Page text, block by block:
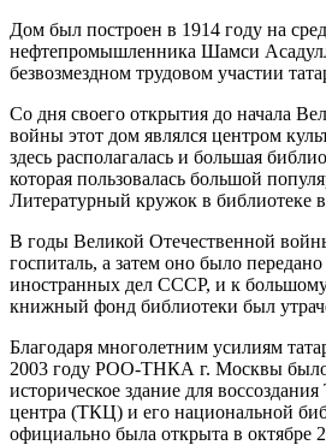
Дом был построен в 1914 году на
нефтепромышленника Шамси
безвозмездном трудовом участии
Со дня своего открытия до начала
войны этот дом являлся центром
здесь располагалась и большая
которая пользовалась большой
Литературный кружок в библиотеке
В годы Великой Отечественной
госпиталь, а затем оно было
иностранных дел СССР, и к
книжный фонд библиотеки был
Благодаря многолетним усилиям
2003 году РОО-ТНКА г. Москвы было
историческое здание для
центра (ТКЦ) и его национальной
официально была открыта в октябре